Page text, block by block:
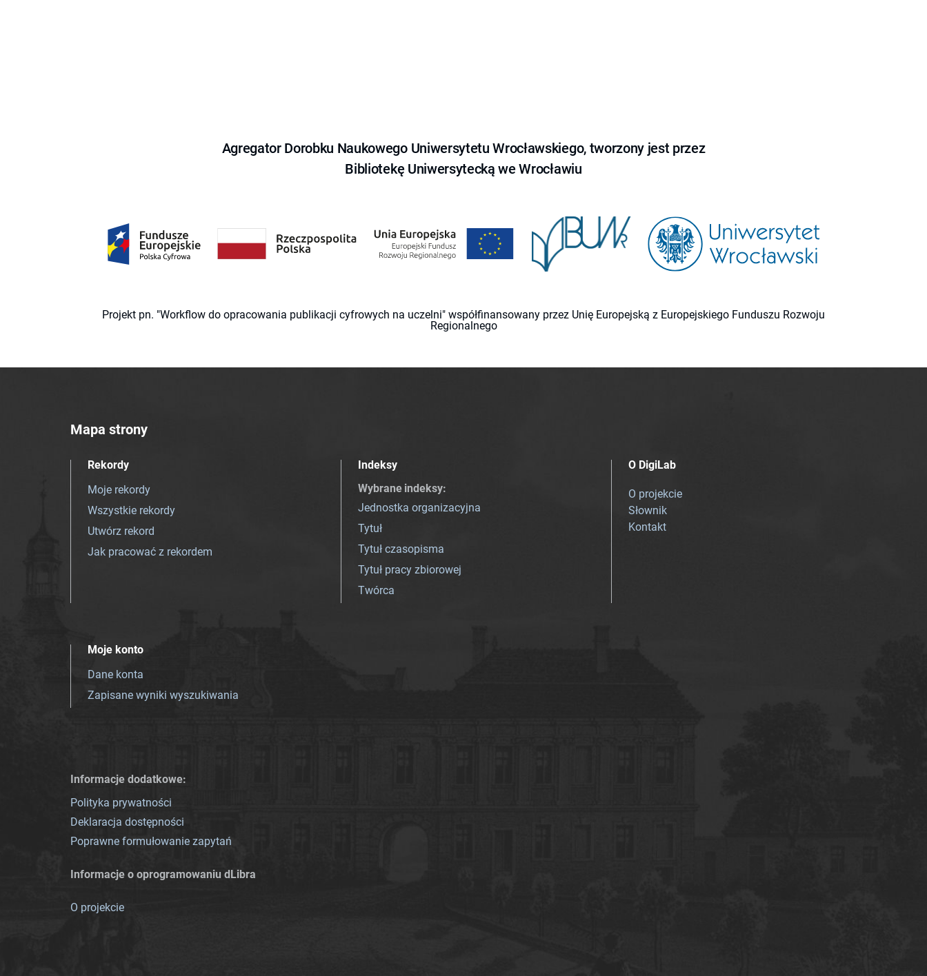
Agregator Dorobku Naukowego Uniwersytetu Wrocławskiego, tworzony jest przez
Bibliotekę Uniwersytecką we Wrocławiu
Projekt pn. "Workflow do opracowania publikacji cyfrowych na uczelni" współfinansowany przez Unię Europejską z Europejskiego Funduszu Rozwoju
Regionalnego
Mapa strony
Rekordy
Moje rekordy
Wszystkie rekordy
Utwórz rekord
Jak pracować z rekordem
Indeksy
Wybrane indeksy:
Jednostka organizacyjna
Tytuł
Tytuł czasopisma
Tytuł pracy zbiorowej
Twórca
O DigiLab
O projekcie
Słownik
Kontakt
Moje konto
Dane konta
Zapisane wyniki wyszukiwania
Informacje dodatkowe:
Polityka prywatności
Deklaracja dostępności
Poprawne formułowanie zapytań
Informacje o oprogramowaniu dLibra
O projekcie